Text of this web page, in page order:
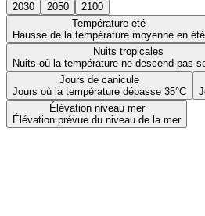
2030 2050
2100
Température été
Hausse de la température moyenne en été
Nuits tropicales
Nuits où la température ne descend pas
Jours de canicule
Jours où la température dépasse 35°C
Élévation niveau mer
Élévation prévue du niveau de la mer